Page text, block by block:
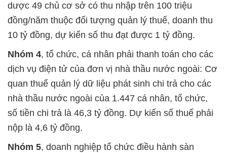
dược 49 chủ cơ sở có thu nhập trên 100 triệu
đồng/năm thuộc đối tượng quản lý thuế, doanh thu
10 tỷ đồng, dự kiến số thu đạt được 1 tỷ đồng.
Nhóm 4, tổ chức, cá nhân phải thanh toán cho các
dịch vụ điện tử của đơn vị nhà thầu nước ngoài: Cơ
quan thuế quản lý dữ liệu phát sinh chi trả cho các
nhà thầu nước ngoài của 1.447 cá nhân, tổ chức,
số tiền chi trả là 46,3 tỷ đồng. Dự kiến số thuế phải
nộp là 4,6 tỷ đồng.
Nhóm 5, doanh nghiệp tổ chức điều hành sàn